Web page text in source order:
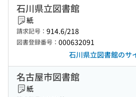
石川県立図書館
紙
請求記号： 914.6/218
図書登録番号： 000632091
石川県立図書館のサ
名古屋市図書館
紙